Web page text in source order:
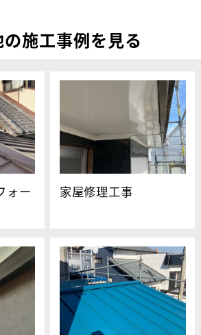
施工事例を見る
ォー
家屋修理工事